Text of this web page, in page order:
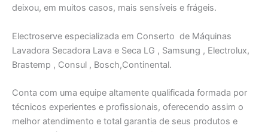
deixou, em muitos casos, mais sensíveis e frágeis.
Electroserve especializada em Conserto de Máquinas
Lavadora Secadora Lava e Seca LG , Samsung , Electrolux,
Brastemp , Consul , Bosch,Continental.
Conta com uma equipe altamente qualificada formada por
técnicos experientes e profissionais, oferecendo assim o
melhor atendimento e total garantia de seus produtos e